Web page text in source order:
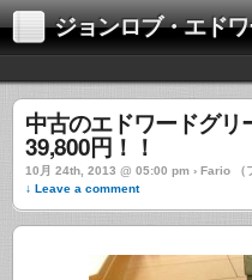
ジョンロブ・エドワードグリーン
中古のエドワードグリ
39,800円！！
10月 24th, 2013 @ 05:00 pm › Fario （
↓ Leave a comment